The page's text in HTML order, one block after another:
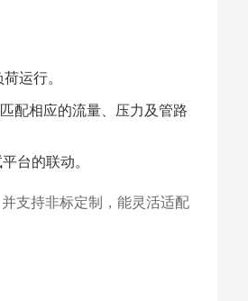
运行。
配相应的流量、压力及管路
台的联动。
支持非标定制，能灵活适配